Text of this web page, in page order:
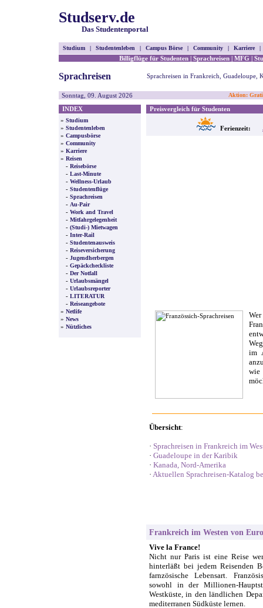
Studserv.de
Das Studentenportal
Studium | Studentenleben | Campus Börse | Community | Karriere |
Billigflüge für Studenten | Sprachreisen | MFG |
Sprachreisen Sprachreisen in Frankreich, Guadeloupe,
Sonntag, 09. August 2026 Aktion:
INDEX
» Studium
» Studentenleben
» Campusbörse
» Community
» Karriere
» Reisen
- Reisebörse
- Last-Minute
- Wellness-Urlaub
- Studentenflüge
- Sprachreisen
- Au-Pair
- Work and Travel
- Mitfahrgelegenheit
- (Studi-) Mietwagen
- Inter-Rail
- Studentenausweis
- Reiseversicherung
- Jugendherbergen
- Gepäckcheckliste
- Der Notfall
- Urlaubsmängel
- Urlaubsreporter
- LITERATUR
- Reiseangebote
» Netlife
» News
» Nützliches
Preisvergleich für Studenten
Ferienzeit:
im
Übersicht:
· Sprachreisen in Frankreich im
· Guadeloupe in der Karibik
· Kanada, Nord-Amerika
· Aktuellen Sprachreisen-Katalog
Frankreich im Westen von
Vive la France!
Nicht nur Paris ist eine Reise
hinterläßt bei jedem Reisenden
farnzösische Lebensart.
sowohl in der Millionen-
Westküste, in den ländlichen
mediterranen Südküste lernen.